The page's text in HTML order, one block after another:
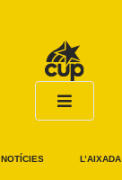
NOTÍCIES L’AIXADA